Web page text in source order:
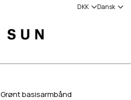
Grønt basisarmbånd